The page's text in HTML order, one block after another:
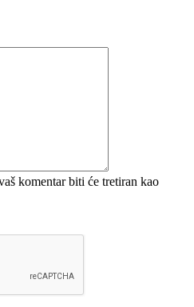
komentar biti će tretiran kao